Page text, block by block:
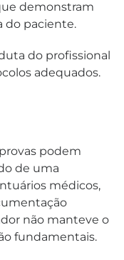
demonstram
do paciente.
do profissional
adequados.
podem
de uma
médicos,
não manteve o
fundamentais.